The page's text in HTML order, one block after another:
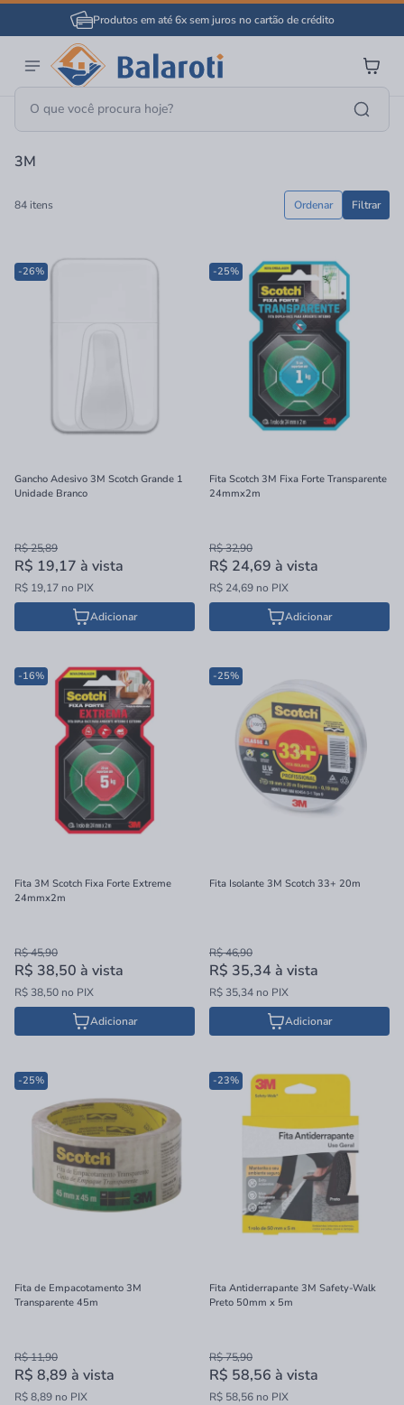
Produtos em até 6x sem juros no cartão de crédito
Página Inicial 3M
3M
84 itens Filtrar
Ordenar
-26%
Gancho Adesivo 3M Scotch Grande 1
Unidade Branco
R$ 25,89
R$ 19,17 à vista
R$ 19,17 no PIX
Adicionar
-25%
Fita Scotch 3M Fixa Forte Transparente
24mmx2m
R$ 32,90
R$ 24,69 à vista
R$ 24,69 no PIX
Adicionar
-16%
Fita 3M Scotch Fixa Forte Extreme
24mmx2m
R$ 45,90
R$ 38,50 à vista
R$ 38,50 no PIX
Adicionar
-25%
Fita Isolante 3M Scotch 33+ 20m
R$ 46,90
R$ 35,34 à vista
R$ 35,34 no PIX
Adicionar
-25%
Fita de Empacotamento 3M
Transparente 45m
R$ 11,90
R$ 8,89 à vista
R$ 8,89 no PIX
-23%
Fita Antiderrapante 3M Safety-Walk
Preto 50mm x 5m
R$ 75,90
R$ 58,56 à vista
R$ 58,56 no PIX